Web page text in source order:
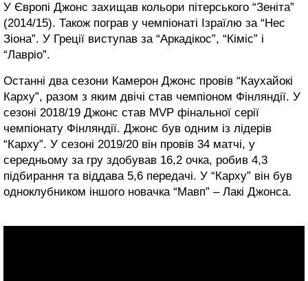
У Європі Джонс захищав кольори пітерського “Зеніта”
(2014/15). Також пограв у чемпіонаті Ізраїлю за “Нес
Зіона”. У Греції виступав за “Аркадікос”, “Кіміс” і
“Лавріо”.
Останні два сезони Камерон Джонс провів “Каухайокі
Карху”, разом з яким двічі став чемпіоном Фінляндії. У
сезоні 2018/19 Джонс став MVP фінальної серії
чемпіонату Фінляндії. Джонс був одним із лідерів
“Карху”. У сезоні 2019/20 він провів 34 матчі, у
середньому за гру здобував 16,2 очка, робив 4,3
підбирання та віддава 5,6 передачі. У “Карху” він був
одноклубником іншого новачка “Мавп” – Лакі Джонса.